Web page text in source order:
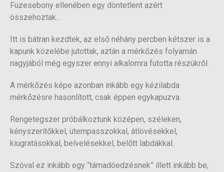
Füzesebony ellenében egy döntetlent azért
összehoztak…
Itt is bátran kezdtek, az első néhány percben kétszer is a
kapunk közelébe jutottak, aztán a mérkőzés folyamán
nagyjából még egyszer ennyi alkalomra futotta részükről.
A mérkőzés képe azonban inkább egy kézilabda
mérkőzésre hasonlított, csak éppen egykapuzva.
Rengetegszer próbálkoztunk középen, széleken,
kényszerítőkkel, ütempasszokkal, átlövésekkel,
kiugratásokkal, beívelésekkel, belőtt labdákkal.
Szóval ez inkább egy “támadóedzésnek” illett inkább be,